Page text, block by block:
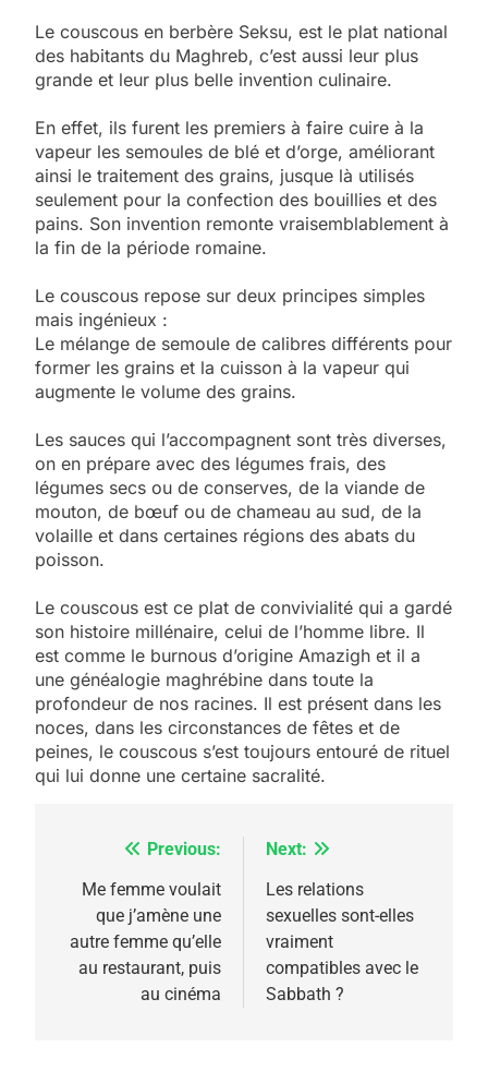
Le couscous en berbère Seksu, est le plat national
des habitants du Maghreb, c’est aussi leur plus
grande et leur plus belle invention culinaire.
En effet, ils furent les premiers à faire cuire à la
vapeur les semoules de blé et d’orge, améliorant
ainsi le traitement des grains, jusque là utilisés
seulement pour la confection des bouillies et des
pains. Son invention remonte vraisemblablement à
la fin de la période romaine.
Le couscous repose sur deux principes simples
mais ingénieux :
Le mélange de semoule de calibres différents pour
former les grains et la cuisson à la vapeur qui
augmente le volume des grains.
Les sauces qui l’accompagnent sont très diverses,
on en prépare avec des légumes frais, des
légumes secs ou de conserves, de la viande de
mouton, de bœuf ou de chameau au sud, de la
volaille et dans certaines régions des abats du
poisson.
Le couscous est ce plat de convivialité qui a gardé
son histoire millénaire, celui de l’homme libre. Il
est comme le burnous d’origine Amazigh et il a
une généalogie maghrébine dans toute la
profondeur de nos racines. Il est présent dans les
noces, dans les circonstances de fêtes et de
peines, le couscous s’est toujours entouré de rituel
qui lui donne une certaine sacralité.
Navigation
de
l’article
Previous:
Me femme voulait
que j’amène une
autre femme qu’elle
au restaurant, puis
au cinéma
Next:
Les relations
sexuelles sont-elles
vraiment
compatibles avec le
Sabbath ?
5
2025, l’année la plus
meurtrière selon le
l’antisémitisme
FIÈRE, DIGNE ET RÉSILIENTE :
POURQUOI JE REVENDIQUE
MA JUDAÏTE par Thérèse
Zrihen-Dvir
ISRAÉL JUDAISME